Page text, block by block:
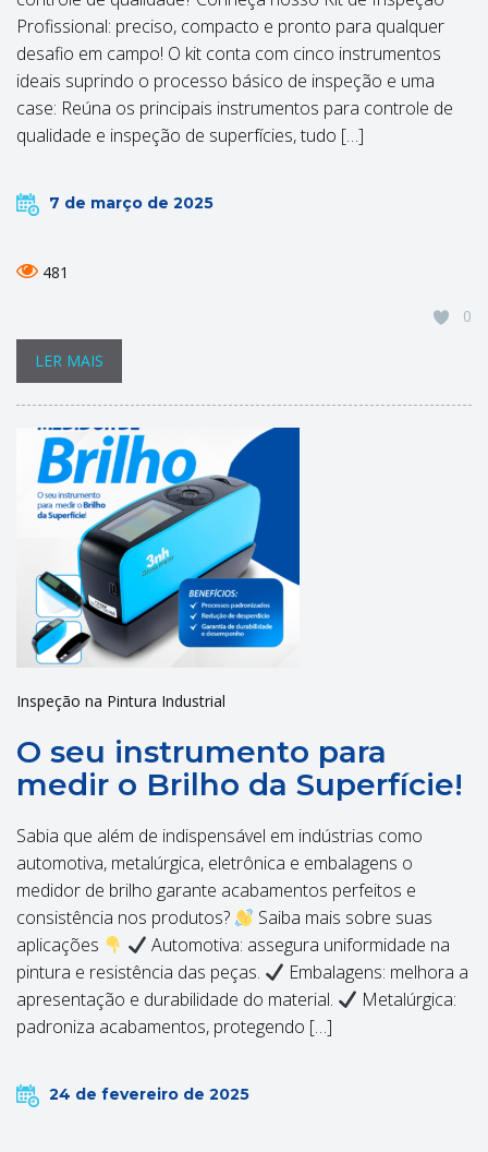
Profissional: preciso, compacto e pronto para qualquer
desafio em campo! O kit conta com cinco instrumentos
ideais suprindo o processo básico de inspeção e uma
case: Reúna os principais instrumentos para controle de
qualidade e inspeção de superfícies, tudo […]
7 de março de 2025
481
0
LER MAIS
Inspeção na Pintura Industrial
O seu instrumento para
medir o Brilho da Superfície!
Sabia que além de indispensável em indústrias como
automotiva, metalúrgica, eletrônica e embalagens o
medidor de brilho garante acabamentos perfeitos e
consistência nos produtos?
Saiba mais sobre suas
aplicações
Automotiva: assegura uniformidade na
pintura e resistência das peças.
Embalagens: melhora a
apresentação e durabilidade do material.
Metalúrgica:
padroniza acabamentos, protegendo […]
24 de fevereiro de 2025